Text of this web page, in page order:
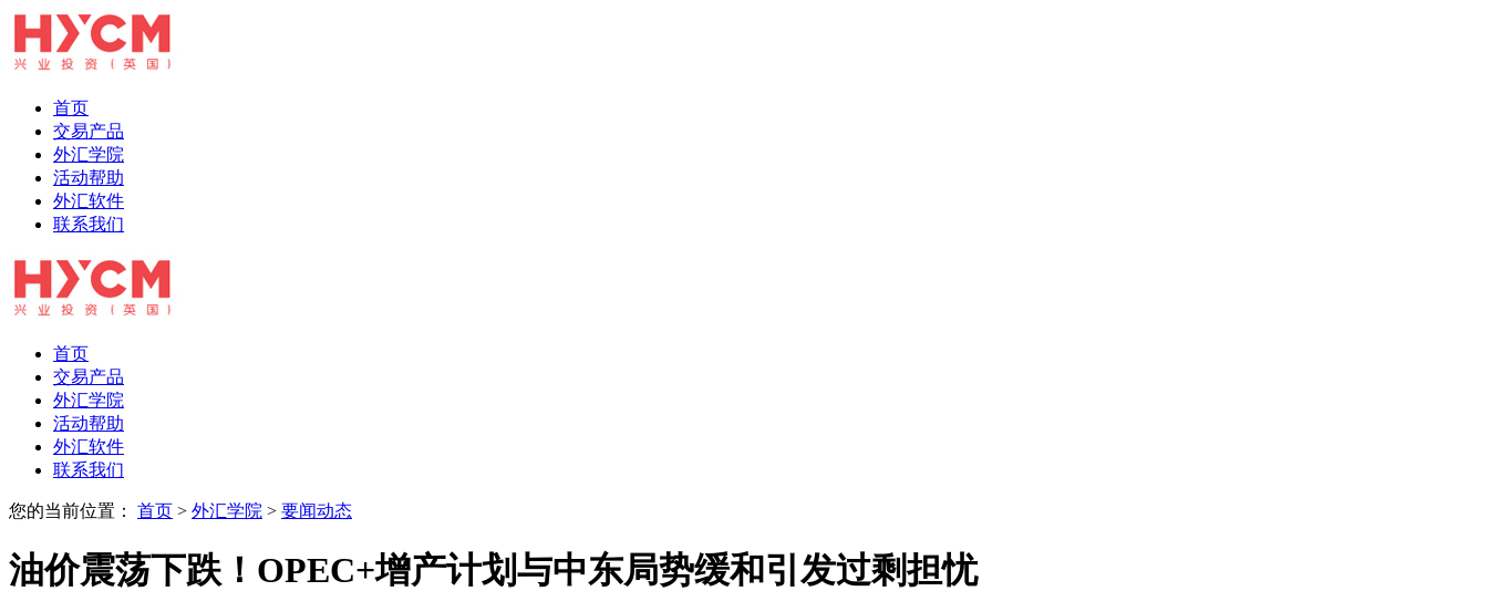
首页
交易产品
外汇学院
活动帮助
外汇软件
联系我们
首页
交易产品
外汇学院
活动帮助
外汇软件
联系我们
您的当前位置： 首页 > 外汇学院 > 要闻动态
油价震荡下跌！OPEC+增产计划与中东局势缓和引发过剩担忧